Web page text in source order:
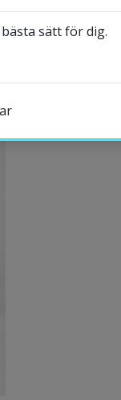
DELA
sätt för dig.